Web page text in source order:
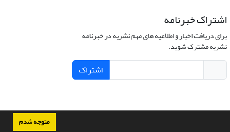
متوجه شدم
اشتراک خبرنامه
برای دریافت اخبار و اطلاعیه های مهم نشریه در خبرنامه
نشریه مشترک شوید.
اشتراک